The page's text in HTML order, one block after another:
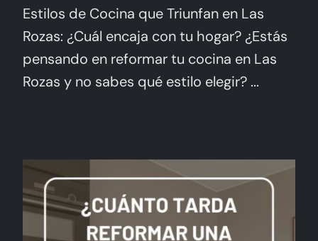
Estilos de Cocina que Triunfan en Las
Rozas: ¿Cuál encaja con tu hogar? ¿Estás
pensando en reformar tu cocina en Las
Rozas y no sabes qué estilo elegir? ...